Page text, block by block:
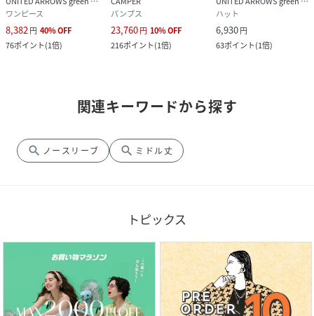
ワンピース
8,382 円 40%OFF
76ポイント(1倍)
パンプス
23,760円 10%OFF
216ポイント(1倍)
ハット
6,930円
63ポイント(1倍)
関連キーワードから探す
search ノースリーブ search ミドル丈
トピックス